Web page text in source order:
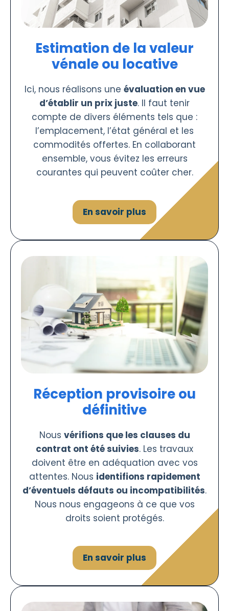
Estimation de la valeur
vénale ou locative
Ici, nous réalisons une évaluation en vue
d’établir un prix juste. Il faut tenir
compte de divers éléments tels que :
l’emplacement, l’état général et les
commodités offertes. En collaborant
ensemble, vous évitez les erreurs
courantes qui peuvent coûter cher.
En savoir plus
Réception provisoire ou
définitive
Nous vérifions que les clauses du
contrat ont été suivies. Les travaux
doivent être en adéquation avec vos
attentes. Nous identifions rapidement
d’éventuels défauts ou incompatibilités.
Nous nous engageons à ce que vos
droits soient protégés.
En savoir plus